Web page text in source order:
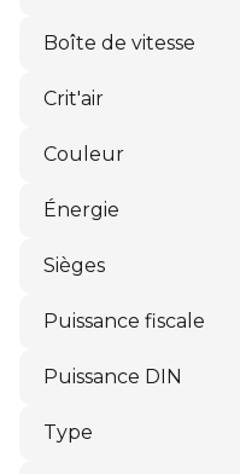
Boîte de vitesse
Crit'air
Couleur
Énergie
Sièges
Puissance fiscale
Puissance DIN
Type